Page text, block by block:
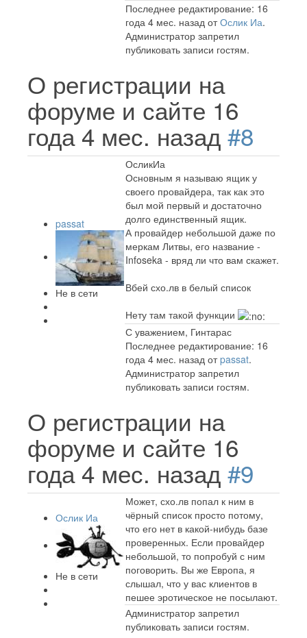
Последнее редактирование: 16
года 4 мес. назад отОслик Иа.
Администратор запретил
публиковать записи гостям.
О регистрации на
форуме и сайте 16
года 4 мес. назад #8
passat
Не в сети
ОсликИа
Основным я называю ящик у
своего провайдера, так как это
был мой первый и достаточно
долго единственный ящик.
А провайдер небольшой даже по
меркам Литвы, его название -
Infoseka - вряд ли что вам скажет.
Вбей схо.лв в белый список
Нету там такой функции
С уважением, Гинтарас
Последнее редактирование: 16
года 4 мес. назад отpassat.
Администратор запретил
публиковать записи гостям.
О регистрации на
форуме и сайте 16
года 4 мес. назад #9
Ослик Иа
Не в сети
Может, схо.лв попал к ним в
чёрный список просто потому,
что его нет в какой-нибудь базе
проверенных. Если провайдер
небольшой, то попробуй с ним
поговорить. Вы же Европа, я
слышал, что у вас клиентов в
пешее эротическое не посылают.
Администратор запретил
публиковать записи гостям.